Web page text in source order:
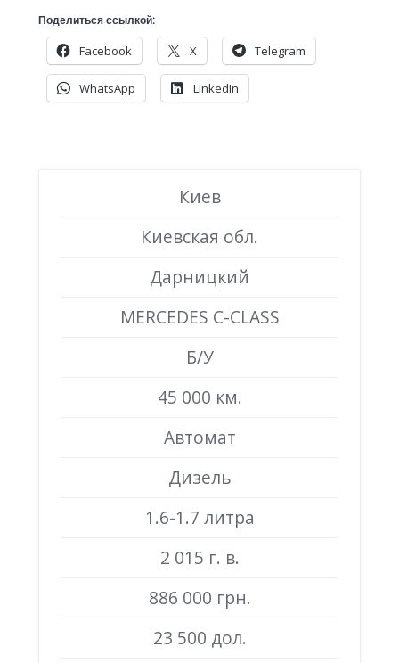
Поделиться ссылкой:
Facebook X Telegram
WhatsApp LinkedIn
Киев
Киевская обл.
Дарницкий
MERCEDES C-CLASS
Б/У
45 000 км.
Автомат
Дизель
1.6-1.7 литра
2 015 г. в.
886 000 грн.
23 500 дол.